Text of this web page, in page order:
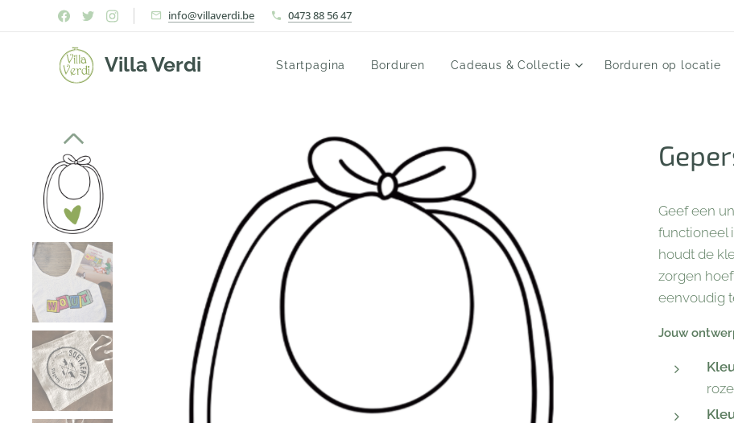
info@villaverdi.be 0473 88 56 47
Villa Verdi Startpagina Borduren Cadeaus & Collectie Borduren op locatie
Geef een
functioneel
houdt de
zorgen
eenvoudig
Jouw